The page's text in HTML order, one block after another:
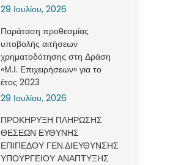
29 Ιουλίου, 2026
Παράταση προθεσμίας
υποβολής αιτήσεων
χρηματοδότησης στη Δράση
«Μ.Ι. Επιχειρήσεων» για το
έτος 2023
29 Ιουλίου, 2026
ΠΡΟΚΗΡΥΞΗ ΠΛΗΡΩΣΗΣ
ΘΕΣΕΩΝ ΕΥΘΥΝΗΣ
ΕΠΙΠΕΔΟΥ ΓΕΝ.ΔΙΕΥΘΥΝΣΗΣ
ΥΠΟΥΡΓΕΙΟΥ ΑΝΑΠΤΥΞΗΣ